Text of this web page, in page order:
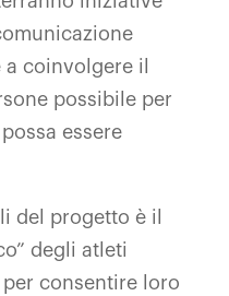
coinvolgere il
possibile per
essere
del progetto è il
degli atleti
consentire loro